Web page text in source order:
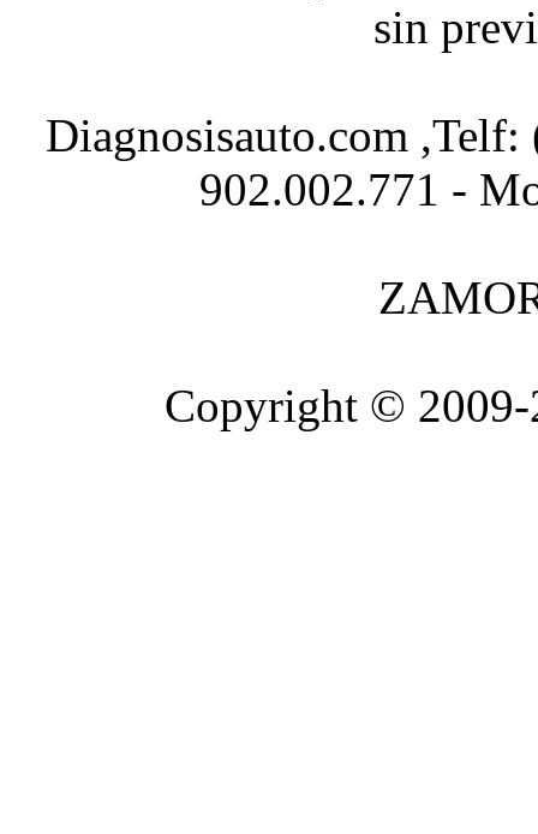
sin
Diagnosisauto.com
902.002.771 -
Copyright ©